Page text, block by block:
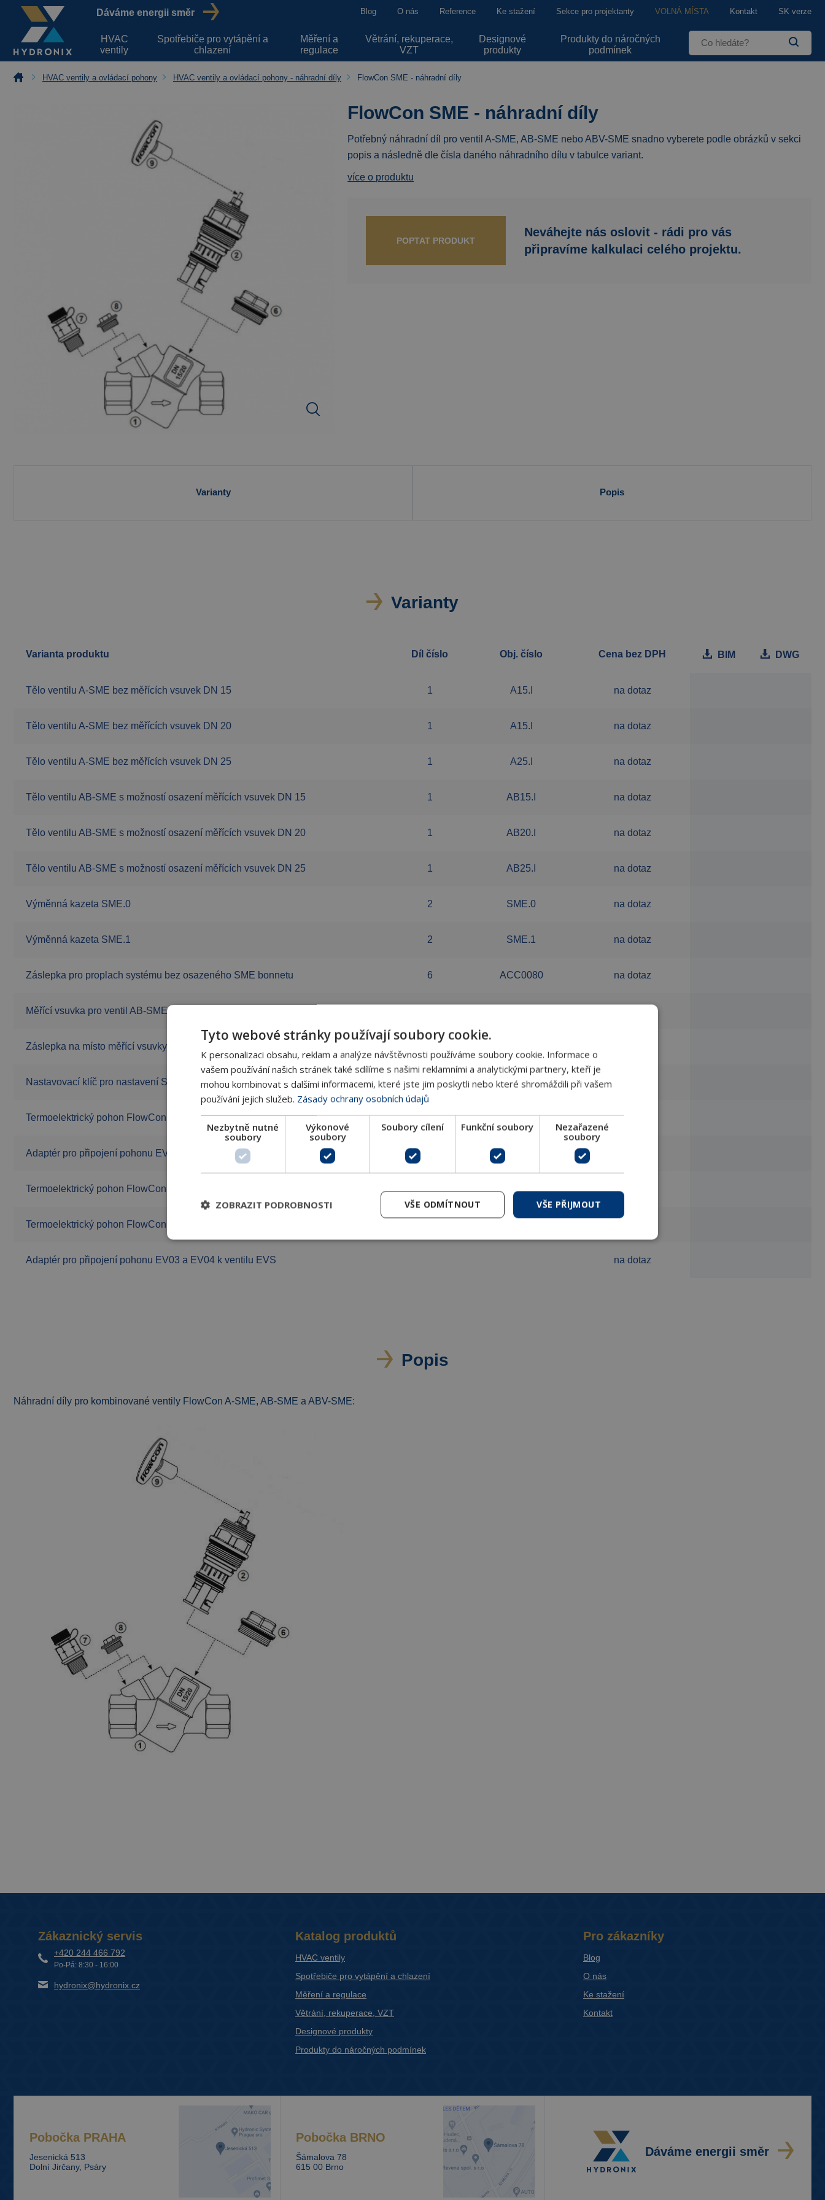
Dáváme energii směr Blog O nás Reference Ke stažení Sekce pro projektanty VOLNÁ MÍSTA Kontakt SK verze
HVAC
ventily
Spotřebiče pro vytápění a
chlazení
Měření a
regulace
Větrání, rekuperace,
VZT
Designové
produkty
Produkty do náročných
podmínek
HVAC ventily a ovládací pohony HVAC ventily a ovládací pohony - náhradní díly FlowCon SME - náhradní díly
FlowCon SME - náhradní díly
Potřebný náhradní díl pro ventil A-SME, AB-SME nebo ABV-SME snadno vyberete podle obrázků v sekci
popis a následně dle čísla daného náhradního dílu v tabulce variant.
více o produktu
POPTAT PRODUKT
Neváhejte nás oslovit - rádi pro vás
připravíme kalkulaci celého projektu.
Varianty Popis
Varianty
Varianta produktu Díl číslo Obj. číslo Cena bez DPH BIM DWG
Tělo ventilu A-SME bez měřících vsuvek DN 15 1 A15.I na dotaz
Tělo ventilu A-SME bez měřících vsuvek DN 20 1 A15.I na dotaz
Tělo ventilu A-SME bez měřících vsuvek DN 25 1 A25.I na dotaz
Tělo ventilu AB-SME s možností osazení měřících vsuvek DN 15 1 AB15.I na dotaz
Tělo ventilu AB-SME s možností osazení měřících vsuvek DN 20 1 AB20.I na dotaz
Tělo ventilu AB-SME s možností osazení měřících vsuvek DN 25 1 AB25.I na dotaz
Výměnná kazeta SME.0 2 SME.0 na dotaz
Výměnná kazeta SME.1 2 SME.1 na dotaz
Záslepka pro proplach systému bez osazeného SME bonnetu 6 ACC0080 na dotaz
Měřící vsuvka pro ventil AB-SME
Záslepka na místo měřící vsuvky pro AB-SME
Nastavovací klíč pro nastavení SME kazety 9
Termoelektrický pohon FlowCon EV.02, M30×1,5, 24 V, 0-10 V EV02 na dotaz
Adaptér pro připojení pohonu EV02 k ventilu SME
Termoelektrický pohon FlowCon EV.03, M30×1,5, 230V on/off EV03 na dotaz
Termoelektrický pohon FlowCon EV.04, M30×1,5, 24V on/off
Adaptér pro připojení pohonu EV03 a EV04 k ventilu EVS na dotaz
Popis
Náhradní díly pro kombinované ventily FlowCon A-SME, AB-SME a ABV-SME:
Zákaznický servis
+420 244 466 792
Po-Pá: 8:30 - 16:00
hydronix@hydronix.cz
Katalog produktů
HVAC ventily
Spotřebiče pro vytápění a chlazení
Měření a regulace
Větrání, rekuperace, VZT
Designové produkty
Produkty do náročných podmínek
Pro zákazníky
Blog
O nás
Ke stažení
Kontakt
Pobočka PRAHA
Jesenická 513
Dolní Jirčany, Psáry
Pobočka BRNO
Šámalova 78
615 00 Brno
Dáváme energii směr
Tyto webové stránky používají soubory cookie.
K personalizaci obsahu, reklam a analýze návštěvnosti používáme soubory cookie. Informace o
vašem používání našich stránek také sdílíme s našimi reklamními a analytickými partnery, kteří je
mohou kombinovat s dalšími informacemi, které jste jim poskytli nebo které shromáždili při vašem
používání jejich služeb. Zásady ochrany osobních údajů
Nezbytně nutné
soubory
Výkonové
soubory
Soubory cílení Funkční soubory
Nezařazené
soubory
VŠE PŘIJMOUT
VŠE ODMÍTNOUT
ZOBRAZIT PODROBNOSTI